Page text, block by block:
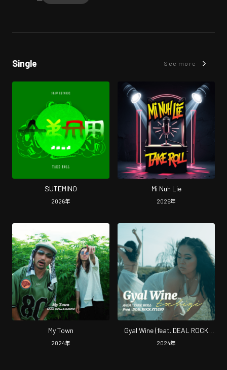
Single See more
SUTEMINO
2026年
Mi Nuh Lie
2025年
My Town
2024年
Gyal Wine (feat. DEAL ROCK
STUDIO)
2024年